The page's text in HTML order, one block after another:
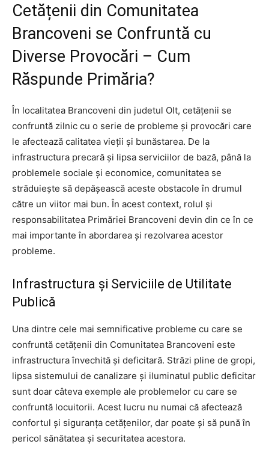
Cetățenii din Comunitatea
Brancoveni se Confruntă cu
Diverse Provocări – Cum
Răspunde Primăria?
În localitatea Brancoveni din judetul Olt, cetățenii se
confruntă zilnic cu o serie de probleme și provocări care
le afectează calitatea vieții și bunăstarea. De la
infrastructura precară și lipsa serviciilor de bază, până la
problemele sociale și economice, comunitatea se
străduiește să depășească aceste obstacole în drumul
către un viitor mai bun. În acest context, rolul și
responsabilitatea Primăriei Brancoveni devin din ce în ce
mai importante în abordarea și rezolvarea acestor
probleme.
Infrastructura și Serviciile de Utilitate
Publică
Una dintre cele mai semnificative probleme cu care se
confruntă cetățenii din Comunitatea Brancoveni este
infrastructura învechită și deficitară. Străzi pline de gropi,
lipsa sistemului de canalizare și iluminatul public deficitar
sunt doar câteva exemple ale problemelor cu care se
confruntă locuitorii. Acest lucru nu numai că afectează
confortul și siguranța cetățenilor, dar poate și să pună în
pericol sănătatea și securitatea acestora.